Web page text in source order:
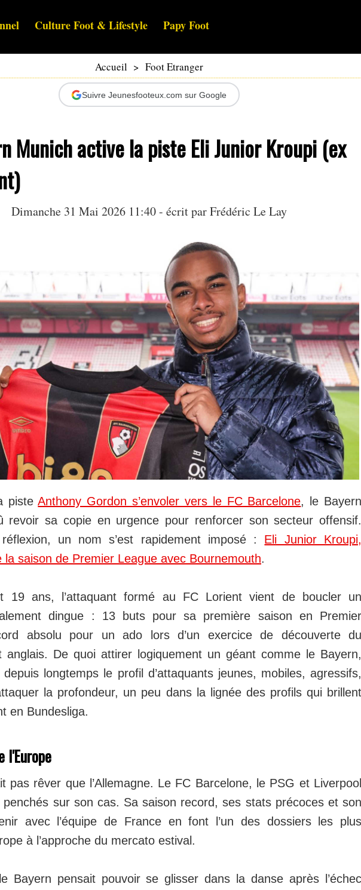
Culture Foot & Lifestyle Papy Foot
Accueil > Foot Etranger
Suivre Jeunesfooteux.com sur Google
Munich active la piste Eli Junior Kroupi (ex
Dimanche 31 Mai 2026 11:40 - écrit parFrédéric Le Lay
pisteAnthony Gordon s’envoler vers le FC Barcelone, le Bayern
revoir sa copie en urgence pour renforcer son secteur offensif.
un nom s’est rapidement imposé : Eli Junior Kroupi,
la saison de Premier League avec Bournemouth.
19 ans, l’attaquant formé au FC Lorient vient de boucler un
dingue : 13 buts pour sa première saison en Premier
absolu pour un ado lors d’un exercice de découverte du
anglais. De quoi attirer logiquement un géant comme le Bayern,
longtemps le profil d’attaquants jeunes, mobiles, agressifs,
la profondeur, un peu dans la lignée des profils qui brillent
en Bundesliga.
l'Europe
pas rêver que l’Allemagne. Le FC Barcelone, le PSG et Liverpool
sur son cas. Sa saison record, ses stats précoces et son
avec l’équipe de France en font l’un des dossiers les plus
à l’approche du mercato estival.
Bayern pensait pouvoir se glisser dans la danse après l’échec